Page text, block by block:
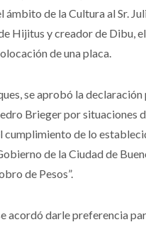
ámbito de la Cultura al Sr.
Hijitus y creador de Dibu,
de una placa.
se aprobó la
Brieger por situaciones
de lo
de la Ciudad de
de Pesos”.
acordó darle preferencia